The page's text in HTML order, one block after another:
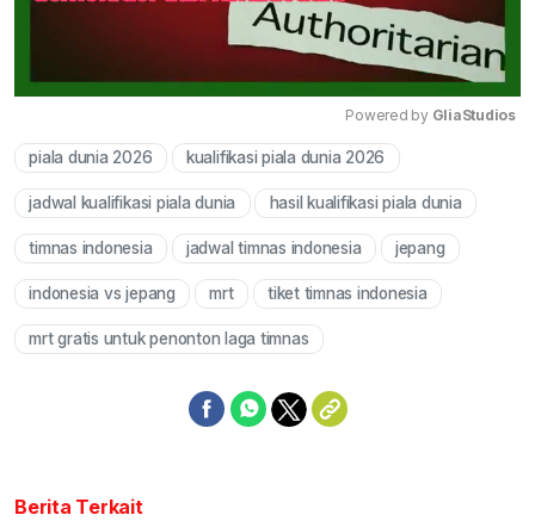
Powered by GliaStudios
piala dunia 2026 kualifikasi piala dunia 2026
jadwal kualifikasi piala dunia hasil kualifikasi piala dunia
timnas indonesia jadwal timnas indonesia jepang
indonesia vs jepang mrt tiket timnas indonesia
mrt gratis untuk penonton laga timnas
Berita Terkait